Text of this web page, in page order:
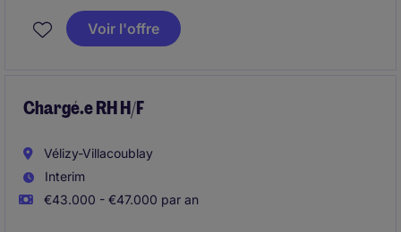
Voir l'offre
Chargé.e RH H/F
Vélizy-Villacoublay
Interim
€43.000 - €47.000 par an